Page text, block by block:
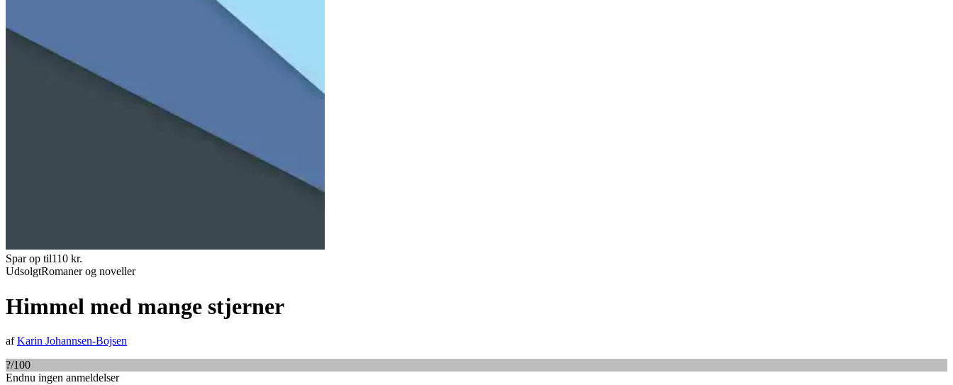
Spar op til110 kr.
UdsolgtRomaner og noveller
Himmel med mange stjerner
afKarin Johannsen-Bojsen
?/100
Endnu ingen anmeldelser